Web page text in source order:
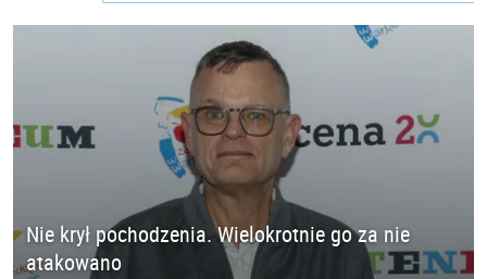
Nie krył pochodzenia. Wielokrotnie go za nie
atakowano